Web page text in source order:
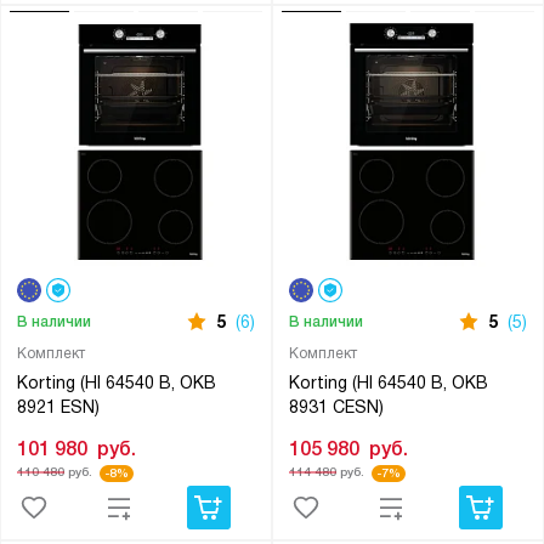
Комплект
Korting (HI 64540 B, OKB
8921 ESN)
В наличии 5 (6)
101 980 руб.
110 480руб. -8%
Комплект
Korting (HI 64540 B, OKB
8931 CESN)
В наличии 5 (5)
105 980 руб.
114 480руб. -7%